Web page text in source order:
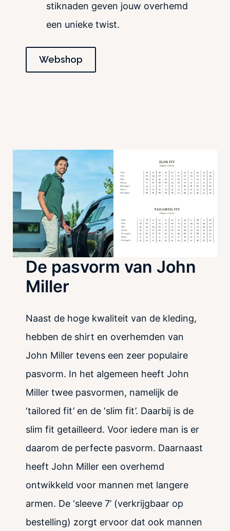
stiknaden geven jouw overhemd
een unieke twist.
Webshop
De pasvorm van John
Miller
Naast de hoge kwaliteit van de kleding,
hebben de shirt en overhemden van
John Miller tevens een zeer populaire
pasvorm. In het algemeen heeft John
Miller twee pasvormen, namelijk de
‘tailored fit’ en de ‘slim fit’. Daarbij is de
slim fit getailleerd. Voor iedere man is er
daarom de perfecte pasvorm. Daarnaast
heeft John Miller een overhemd
ontwikkeld voor mannen met langere
armen. De ‘sleeve 7’ (verkrijgbaar op
bestelling) zorgt ervoor dat ook mannen